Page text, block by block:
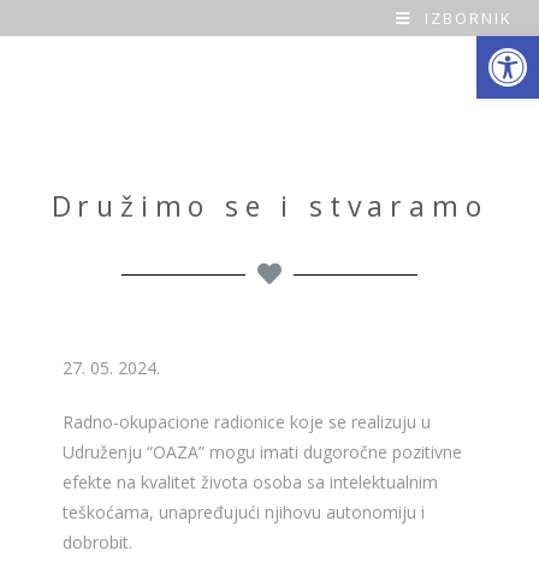
Open toolbar
O
IZBORNIK
Družimo se i stvaramo
27. 05. 2024.
Radno-okupacione radionice koje se realizuju u
Udruženju “OAZA” mogu imati dugoročne pozitivne
efekte na kvalitet života osoba sa intelektualnim
teškoćama, unapređujući njihovu autonomiju i
dobrobit.